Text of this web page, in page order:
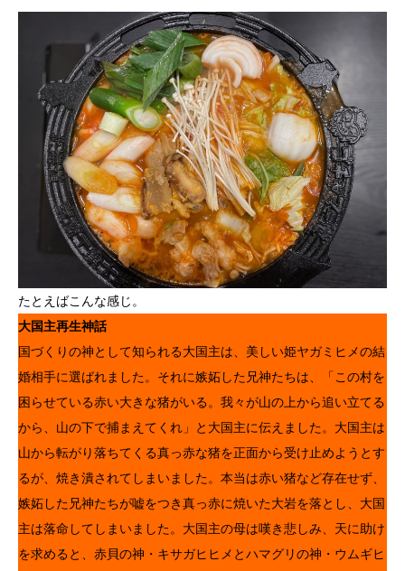
たとえばこんな感じ。
大国主再生神話
国づくりの神として知られる大国主は、美しい姫ヤガミヒメの結
婚相手に選ばれました。それに嫉妬した兄神たちは、「この村を
困らせている赤い大きな猪がいる。我々が山の上から追い立てる
から、山の下で捕まえてくれ」と大国主に伝えました。大国主は
山から転がり落ちてくる真っ赤な猪を正面から受け止めようとす
るが、焼き潰されてしまいました。本当は赤い猪など存在せず、
嫉妬した兄神たちが嘘をつき真っ赤に焼いた大岩を落とし、大国
主は落命してしまいました。大国主の母は嘆き悲しみ、天に助け
を求めると、赤貝の神・キサガヒヒメとハマグリの神・ウムギヒ